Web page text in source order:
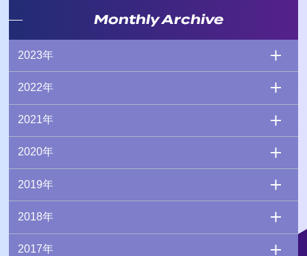
Monthly Archive
2023年
2022年
2021年
2020年
2019年
2018年
2017年